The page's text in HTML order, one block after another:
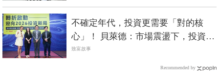
不確定年代，投資更需要「對的核
心」！ 貝萊德：市場震盪下，投資回
歸大型企業與定期定額分散布局
致富故事
Recommended by